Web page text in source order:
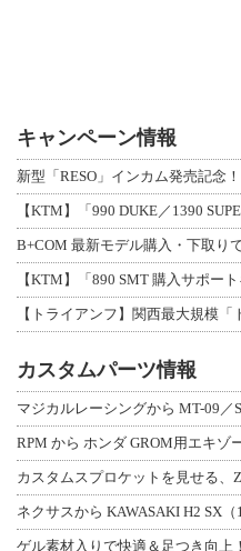
キャンペーン情報
【KTM】「990 DUKE／1390
【KTM】「890 SMT 購入サポー
カスタムパーツ情報
ネクサスから KAWASAKI H2 SX